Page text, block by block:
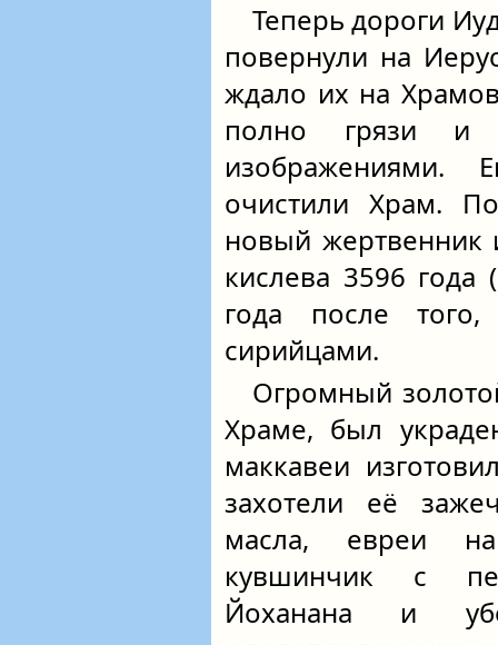
Теперь дороги
повернули на
ждало их на
полно грязи и
изображениями.
очистили Храм.
новый жертвенник
кислева 3596 года
года после
сирийцами.
Огромный
Храме, был
маккавеи
захотели её
масла, евреи
кувшинчик с
Йоханана и